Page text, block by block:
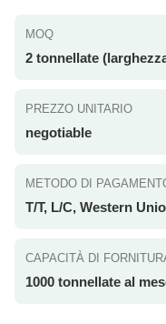
MOQ
2 tonnellate
PREZZO UNITARIO
negotiable
METODO DI
T/T, L/C, Western
CAPACITÀ DI
1000 tonnellate al